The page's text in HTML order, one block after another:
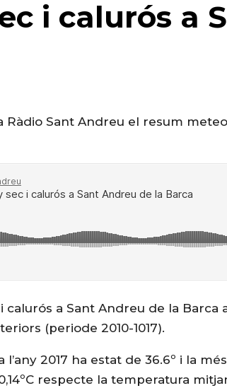
i calurós a
Ràdio Sant Andreu el resum
i calurós a Sant Andreu de la
(periode 2010-1017).
2017 ha estat de 36.6º i la
respecte la temperatura